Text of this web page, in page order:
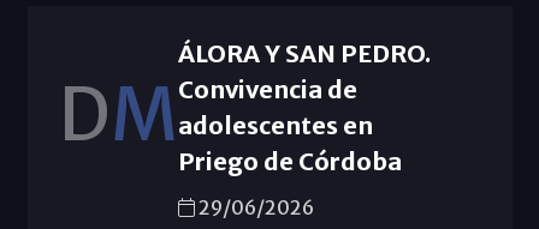
DM
ÁLORA Y SAN PEDRO.
Convivencia de
adolescentes en
Priego de Córdoba
29/06/2026